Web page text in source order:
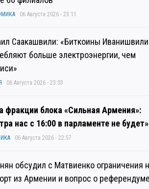
06 Августа 2026 - 23:11
Саакашвили: «Биткоины Иванишвили
больше электроэнергии, чем
06 Августа 2026 - 23:03
фракции блока «Сильная Армения»:
нас с 16:00 в парламенте не будет»
06 Августа 2026 - 22:57
обсудил с Матвиенко ограничения
из Армении и вопрос о референдуме